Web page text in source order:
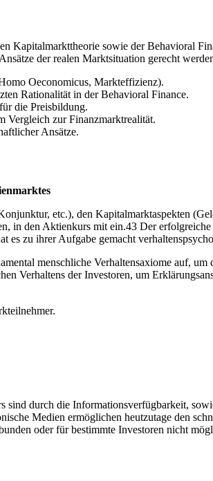
Kapitalmarkttheorie sowie der Behavioral
der realen Marktsituation gerecht
Oeconomicus, Markteffizienz).
Rationalität in der Behavioral Finance.
die Preisbildung.
Vergleich zur Finanzmarktrealität.
Ansätze.
etc.), den Kapitalmarktaspekten
in den Aktienkurs mit ein.43 Der
es zu ihrer Aufgabe gemacht
menschliche Verhaltensaxiome auf,
Verhaltens der Investoren, um
sind durch die Informationsverfügbarkeit,
Medien ermöglichen heutzutage den
oder für bestimmte Investoren nicht